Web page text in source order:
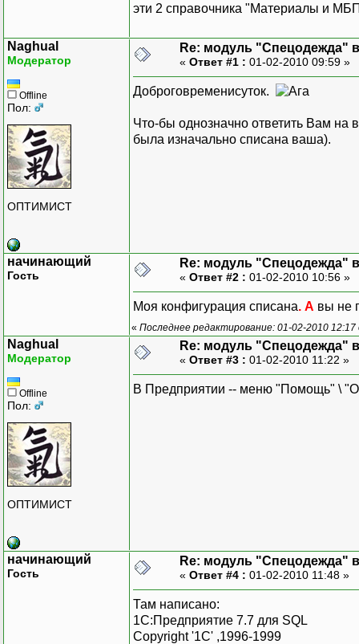
эти 2 справочника "Материалы и
Naghual
Модератор
Offline
Пол:
ОПТИМИСТ
Re: модуль "Спецодежда" в
« Ответ #1 : 01-02-2010 09:59 »
Доброговременисуток.
Что-бы однозначно ответить Вам на
была изначально списана ваша).
начинающий
Гость
Re: модуль "Спецодежда" в
« Ответ #2 : 01-02-2010 10:56 »
Моя конфигурация списана. А вы не
« Последнее редактирование: 01-02-2010
Naghual
Модератор
Offline
Пол:
ОПТИМИСТ
Re: модуль "Спецодежда" в
« Ответ #3 : 01-02-2010 11:22 »
В Предприятии -- меню "Помощь" \
начинающий
Гость
Re: модуль "Спецодежда" в
« Ответ #4 : 01-02-2010 11:48 »
Там написано:
1С:Предприятие 7.7 для SQL
Copyright '1C' ,1996-1999